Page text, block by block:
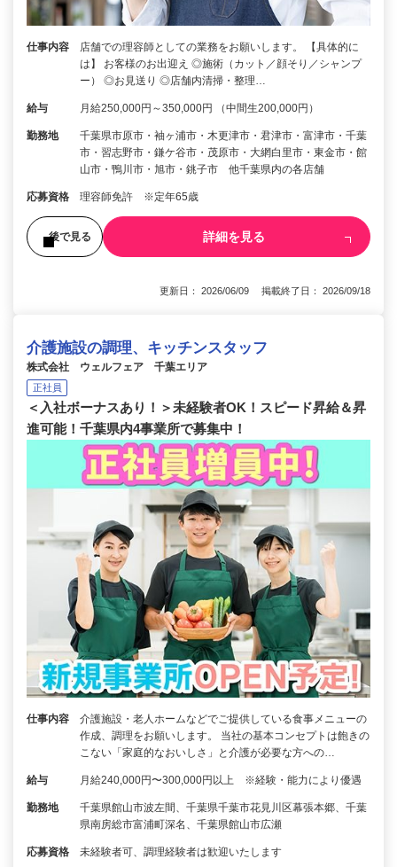
仕事内容
店舗での理容師としての業務をお願いします。 【具体的に
は】 お客様のお出迎え ◎施術（カット／顔そり／シャンプ
ー） ◎お見送り ◎店舗内清掃・整理…
給与 月給250,000円～350,000円 （中間生200,000円）
勤務地
千葉県市原市・袖ヶ浦市・木更津市・君津市・富津市・千葉
市・習志野市・鎌ケ谷市・茂原市・大網白里市・東金市・館
山市・鴨川市・旭市・銚子市 他千葉県内の各店舗
応募資格 理容師免許 ※定年65歳
後で見る 詳細を見る
更新日： 2026/06/09 掲載終了日： 2026/09/18
介護施設の調理、キッチンスタッフ
株式会社 ウェルフェア 千葉エリア
正社員
＜入社ボーナスあり！＞未経験者OK！スピード昇給＆昇
進可能！千葉県内4事業所で募集中！
仕事内容
介護施設・老人ホームなどでご提供している食事メニューの
作成、調理をお願いします。 当社の基本コンセプトは飽きの
こない「家庭的なおいしさ」と介護が必要な方への…
給与 月給240,000円〜300,000円以上 ※経験・能力により優遇
勤務地
千葉県館山市波左間、千葉県千葉市花見川区幕張本郷、千葉
県南房総市富浦町深名、千葉県館山市広瀬
応募資格 未経験者可、調理経験者は歓迎いたします